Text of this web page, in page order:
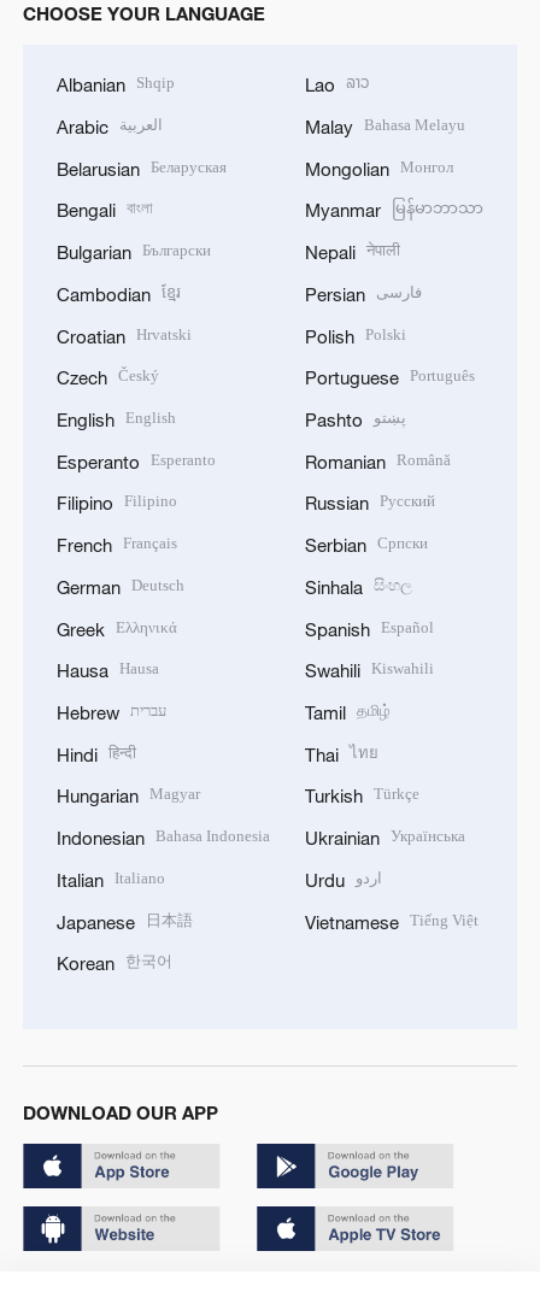
CHOOSE YOUR LANGUAGE
Albanian Shqip
Arabic العربية
Belarusian Беларуская
Bengali বাংলা
Bulgarian Български
Cambodian ខ្មែរ
Croatian Hrvatski
Czech Český
English English
Esperanto Esperanto
Filipino Filipino
French Français
German Deutsch
Greek Ελληνικά
Hausa Hausa
Hebrew עברית
Hindi हिन्दी
Hungarian Magyar
Indonesian Bahasa Indonesia
Italian Italiano
Japanese 日本語
Korean 한국어
Lao ລາວ
Malay Bahasa Melayu
Mongolian Монгол
Myanmar မြန်မာဘာသာ
Nepali नेपाली
Persian فارسی
Polish Polski
Portuguese Português
Pashto پښتو
Romanian Română
Russian Русский
Serbian Српски
Sinhala සිංහල
Spanish Español
Swahili Kiswahili
Tamil தமிழ்
Thai ไทย
Turkish Türkçe
Ukrainian Українська
Urdu اردو
Vietnamese Tiếng Việt
DOWNLOAD OUR APP